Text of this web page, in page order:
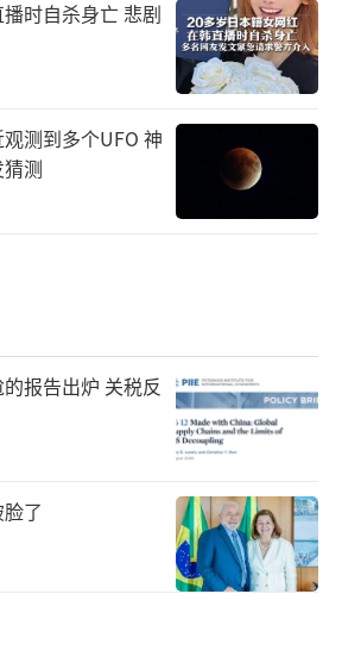
时自杀身亡 悲剧
测到多个UFO 神
测
报告出炉 关税反
了